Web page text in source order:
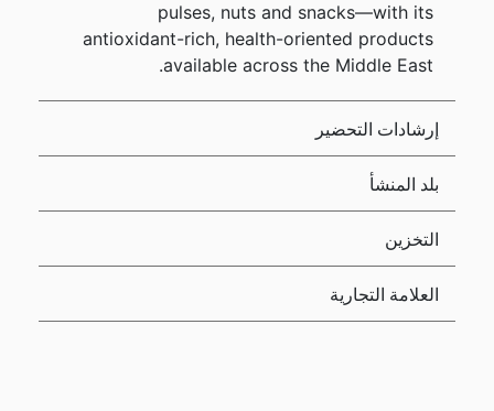
pulses, nuts and snacks—with its
antioxidant-rich, health-oriented products
available across the Middle East.
إرشادات التحضير
بلد المنشأ
التخزين
العلامة التجارية